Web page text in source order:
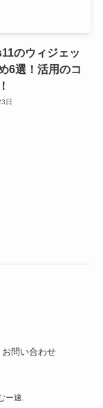
のウィジェッ
6選！活用のコ
日
お問い合わせ
ー速.